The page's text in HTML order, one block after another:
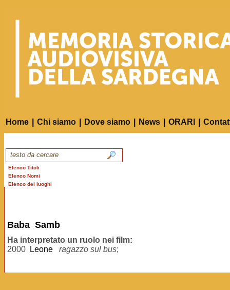
Home Chi siamo Dove siamo News ORARI
Elenco Titoli
Elenco Nomi
Elenco dei luoghi
Baba Samb
Ha interpretato un ruolo nei film:
2000
Leone ragazzo sul bus;